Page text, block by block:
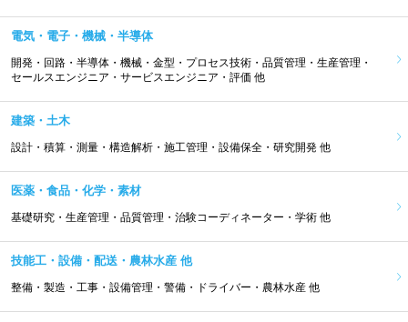
電気・電子・機械・半導体
開発・回路・半導体・機械・金型・プロセス技術・品質管理・生産管理・
セールスエンジニア・サービスエンジニア・評価 他
建築・土木
設計・積算・測量・構造解析・施工管理・設備保全・研究開発 他
医薬・食品・化学・素材
基礎研究・生産管理・品質管理・治験コーディネーター・学術 他
技能工・設備・配送・農林水産 他
整備・製造・工事・設備管理・警備・ドライバー・農林水産 他